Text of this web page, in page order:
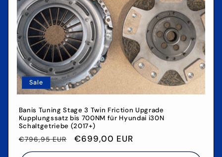
Sale
Banis Tuning Stage 3 Twin Friction Upgrade
Kupplungssatz bis 700NM für Hyundai i30N
Schaltgetriebe (2017+)
Normaler
Preis
€796,95 EUR Verkaufspreis
€699,00 EUR